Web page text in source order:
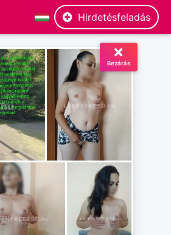
Hirdetésfeladás
Bezárás